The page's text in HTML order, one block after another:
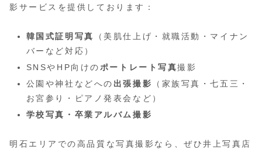
影サービスを提供しております：
韓国式証明写真
（美肌仕上げ・就職活動・マイナン
バーなど対応）
SNSやHP向けの ポートレート写真撮影
公園や神社などへの 出張撮影
（家族写真・七五三・
お宮参り・ピアノ発表会など）
学校写真・卒業アルバム撮影
明石エリアでの高品質な写真撮影なら、ぜひ井上写真店